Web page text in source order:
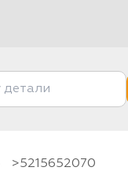
5215652070